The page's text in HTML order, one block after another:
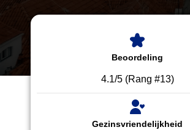
Beoordeling
4.1/5 (Rang #13)
Gezinsvriendelijkheid